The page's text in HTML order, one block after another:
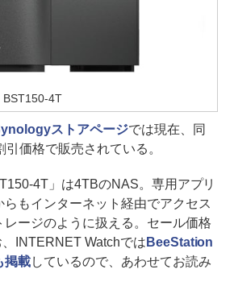
BST150-4T
ストアページでは現在、同
価格で販売されている。
4T」は4TBのNAS。専用アプリ
もインターネット経由でアクセス
レージのように扱える。セール価格
INTERNET Watchでは BeeStation
掲載しているので、あわせてお読み